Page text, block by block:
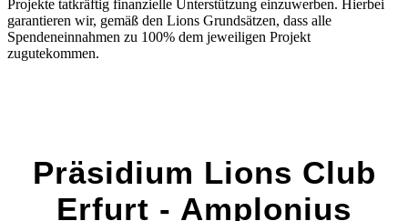
Projekte tatkräftig finanzielle Unterstützung einzuwerben. Hierbei
garantieren wir, gemäß den Lions Grundsätzen, dass alle
Spendeneinnahmen zu 100% dem jeweiligen Projekt
zugutekommen.
Präsidium Lions Club
Erfurt - Amplonius